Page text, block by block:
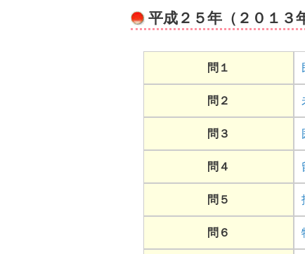
平成２５年（２０１３
問１
問２
問３
問４
問５
問６